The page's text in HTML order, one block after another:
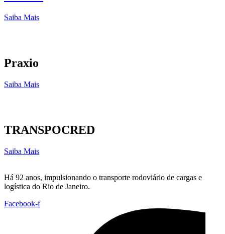
Saiba Mais
Praxio
Saiba Mais
TRANSPOCRED
Saiba Mais
Há 92 anos, impulsionando o transporte rodoviário de cargas e
logística do Rio de Janeiro.
Facebook-f